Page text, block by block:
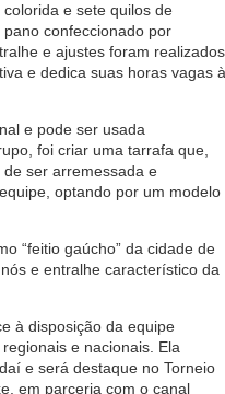
e sete quilos de
confeccionado por
e ajustes foram realizados
e dedica suas horas vagas à
e pode ser usada
foi criar uma tarrafa que,
ser arremessada e
optando por um modelo
“feitio gaúcho” da cidade de
e entralhe característico da
à disposição da equipe
e nacionais. Ela
e será destaque no Torneio
em parceria com o canal